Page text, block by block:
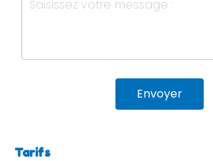
Envoyer
Tarifs